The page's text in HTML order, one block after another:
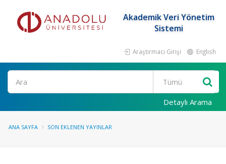
Akademik Veri Yönetim
Sistemi
Araştırmacı Girişi English
Ara
Detaylı Arama
ANA SAYFA SON EKLENEN YAYINLAR